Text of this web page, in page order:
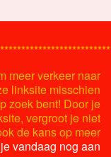
meer verkeer naar
linksite misschien
zoek bent! Door je
vergroot je niet
de kans op meer
vandaag nog aan